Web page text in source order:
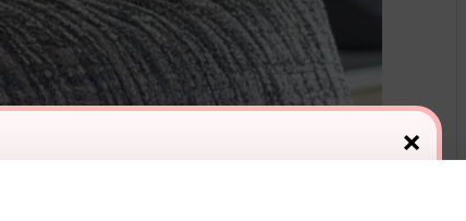
×